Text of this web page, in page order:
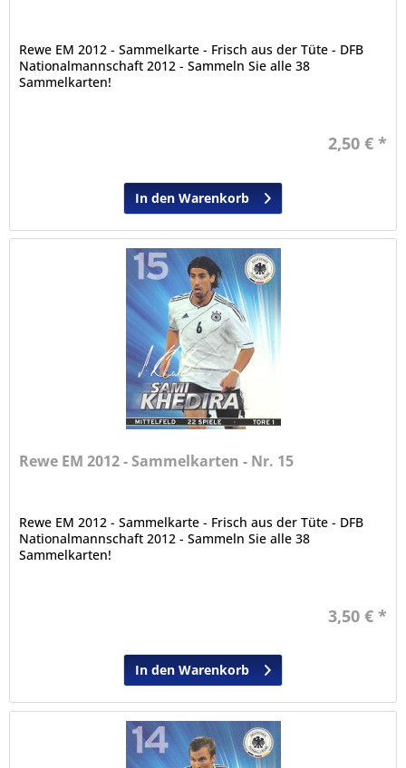
Rewe EM 2012 - Sammelkarte - Frisch aus der Tüte - DFB
Nationalmannschaft 2012 - Sammeln Sie alle 38
Sammelkarten!
2,50 € *
In den Warenkorb
Rewe EM 2012 - Sammelkarten - Nr. 15
Rewe EM 2012 - Sammelkarte - Frisch aus der Tüte - DFB
Nationalmannschaft 2012 - Sammeln Sie alle 38
Sammelkarten!
3,50 € *
In den Warenkorb